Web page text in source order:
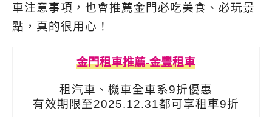
車注意事項，也會推薦金門必吃美食、必玩景
點，真的很用心！
金門租車推薦-金豐租車
租汽車、機車全車系9折優惠
有效期限至2025.12.31都可享租車9折